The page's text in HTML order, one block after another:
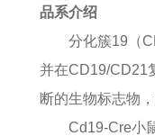
品系介绍
分化簇19（
并在CD19/CD21
断的生物标志物
Cd19-Cre小